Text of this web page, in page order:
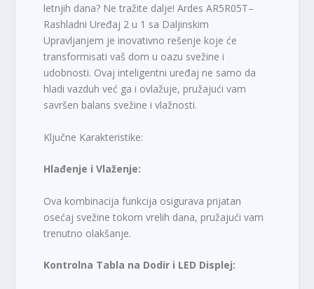
letnjih dana? Ne tražite dalje! Ardes AR5R05T–
Rashladni Uređaj 2 u 1 sa Daljinskim
Upravljanjem je inovativno rešenje koje će
transformisati vaš dom u oazu svežine i
udobnosti. Ovaj inteligentni uređaj ne samo da
hladi vazduh već ga i ovlažuje, pružajući vam
savršen balans svežine i vlažnosti.
Ključne Karakteristike:
Hlađenje i Vlaženje:
Ova kombinacija funkcija osigurava prijatan
osećaj svežine tokom vrelih dana, pružajući vam
trenutno olakšanje.
Kontrolna Tabla na Dodir i LED Displej: